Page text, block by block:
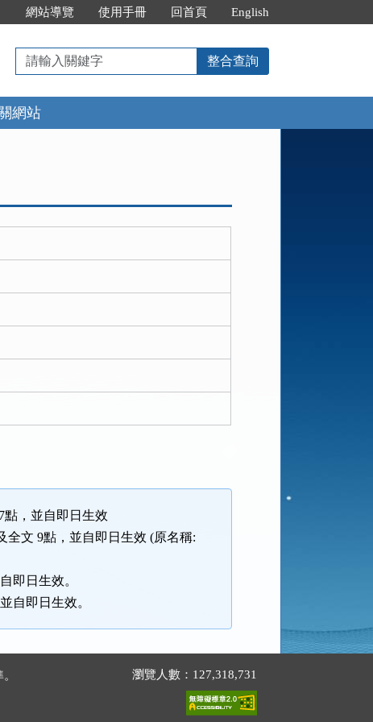
網站導覽 使用手冊 回首頁 English
請
輸
入
關
鍵
整合查詢
網站
點，並自即日生效
全文 9點，並自即日生效 (原名稱:
即日生效。
自即日生效。
瀏覽人數：127,318,731